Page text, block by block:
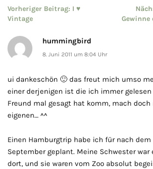
Beitragsnavigation
Vorheriger Beitrag: I ♥
Vintage
Gewinne
hummingbird
8. Juni 2011 um 8:04 Uhr
ui dankeschön 🙂 das freut mich umso
einer derjenigen ist die ich immer
Freund mal gesagt hat komm, mach doch
eigenen… ^^
Einen Hamburgtrip habe ich für nach dem
September geplant. Meine Schwester war
dort, und sie waren vom Zoo absolut